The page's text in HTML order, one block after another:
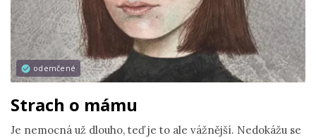
odemčené
Strach o mámu
Je nemocná už dlouho, teď je to ale vážnější. Nedokážu se